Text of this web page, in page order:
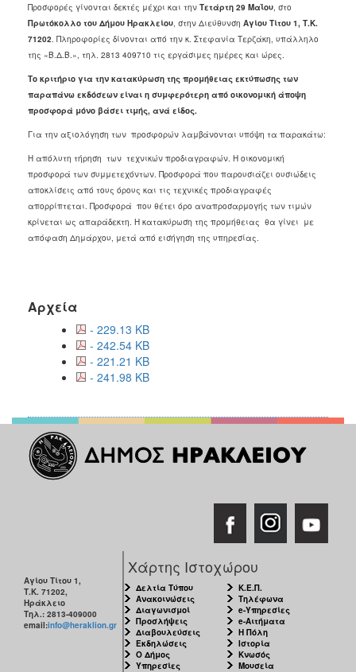
2015
2013
ΤΟΠΟΣ
ΠΟΛΙΤΙΣΜΟΣ
ΑΝΘΕΚΤΙΚΗ
ΠΟΛΗ
Προσφορές γίνονται δεκτές μέχρι και την Τετάρτη 29 Μαΐου , στο
Πρωτόκολλο του Δήμου Ηρακλείου , στην Διεύθυνση Αγίου Τίτου 1, Τ.Κ.
71202 . Πληροφορίες δίνονται από την κ. Στεφανία Τερζάκη, υπάλληλο
της «Β.Δ.Β.», τηλ. 2813 409710 τις εργάσιμες ημέρες και ώρες.
Το κριτήριο για την κατακύρωση της προμήθειας εκτύπωσης των
παραπάνω εκδόσεων είναι η συμφερότερη από οικονομική άποψη
προσφορά μόνο βάσει τιμής, ανά είδος.
Για την αξιολόγηση των προσφορών λαμβάνονται υπόψη τα παρακάτω:
Η απόλυτη τήρηση των τεχνικών προδιαγραφών. Η οικονομική
προσφορά των συμμετεχόντων. Προσφορά που παρουσιάζει ουσιώδεις
αποκλίσεις από τους όρους και τις τεχνικές προδιαγραφές
απορρίπτεται. Προσφορά που θέτει όρο αναπροσαρμογής των τιμών
κρίνεται ως απαράδεκτη. Η κατακύρωση της προμήθειας θα γίνει με
απόφαση Δημάρχου, μετά από εισήγηση της υπηρεσίας.
Αρχεία
- 229.13 KB
- 242.54 KB
- 221.21 KB
- 241.98 KB
Αγίου Τίτου 1,
Τ.Κ. 71202,
Ηράκλειο
Τηλ.: 2813-409000
email:info@heraklion.gr
Χάρτης Ιστοχώρου
Δελτία Τύπου
Ανακοινώσεις
Διαγωνισμοί
Προσλήψεις
Διαβουλεύσεις
Εκδηλώσεις
Ο Δήμος
Υπηρεσίες
Κ.Ε.Π.
Τηλέφωνα
e-Υπηρεσίες
e-Αιτήματα
Η Πόλη
Ιστορία
Κνωσός
Μουσεία